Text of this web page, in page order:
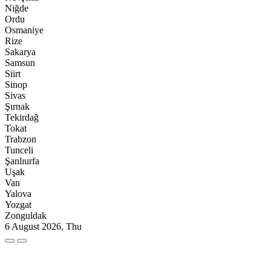
Niğde
Ordu
Osmaniye
Rize
Sakarya
Samsun
Siirt
Sinop
Sivas
Şırnak
Tekirdağ
Tokat
Trabzon
Tunceli
Şanlıurfa
Uşak
Van
Yalova
Yozgat
Zonguldak
6 August 2026, Thu